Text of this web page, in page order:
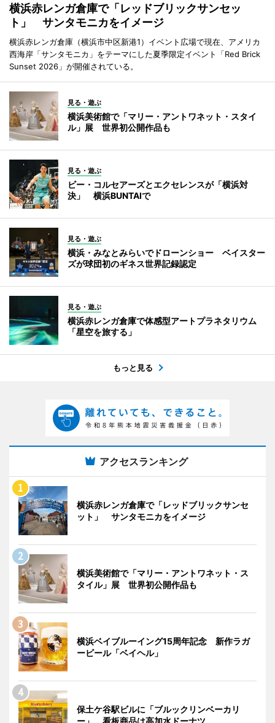
横浜赤レンガ倉庫で「レッドブリックサンセッ
ト」 サンタモニカをイメージ
横浜赤レンガ倉庫（横浜市中区新港1）イベント広場で現在、アメリカ
西海岸「サンタモニカ」をテーマにした夏季限定イベント「Red Brick
Sunset 2026」が開催されている。
見る・遊ぶ
横浜美術館で「マリー・アントワネット・スタイ
ル」展 世界初公開作品も
見る・遊ぶ
ビー・コルセアーズとエクセレンスが「横浜対
決」 横浜BUNTAIで
見る・遊ぶ
横浜・みなとみらいでドローンショー ベイスター
ズが球団初のギネス世界記録認定
見る・遊ぶ
横浜赤レンガ倉庫で体感型アートプラネタリウム
「星空を旅する」
もっと見る
アクセスランキング
横浜赤レンガ倉庫で「レッドブリックサンセ
ット」 サンタモニカをイメージ
横浜美術館で「マリー・アントワネット・ス
タイル」展 世界初公開作品も
横浜ベイブルーイング15周年記念 新作ラガ
ービール「ベイヘル」
保土ケ谷駅ビルに「ブルックリンベーカリ
ー」 看板商品は高加水ドーナツ